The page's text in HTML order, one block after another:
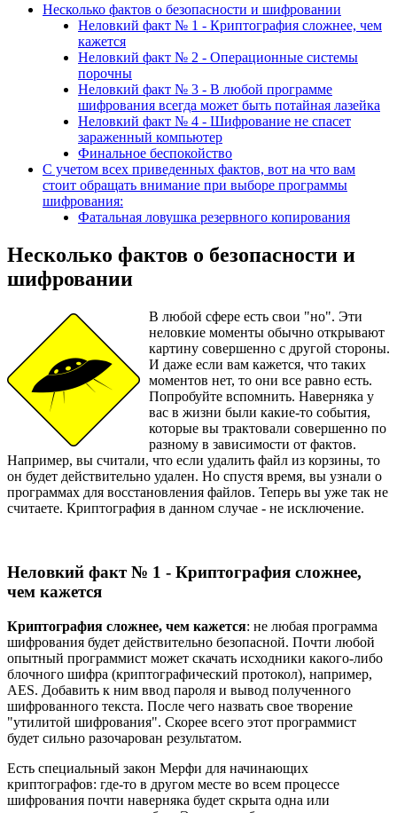
Несколько фактов о безопасности и шифровании
Неловкий факт № 1 - Криптография сложнее, чем
кажется
Неловкий факт № 2 - Операционные системы
порочны
Неловкий факт № 3 - В любой программе
шифрования всегда может быть потайная лазейка
Неловкий факт № 4 - Шифрование не спасет
зараженный компьютер
Финальное беспокойство
С учетом всех приведенных фактов, вот на что вам
стоит обращать внимание при выборе программы
шифрования:
Фатальная ловушка резервного копирования
Несколько фактов о безопасности и
шифровании
В любой сфере есть свои "но". Эти
неловкие моменты обычно открывают
картину совершенно с другой стороны.
И даже если вам кажется, что таких
моментов нет, то они все равно есть.
Попробуйте вспомнить. Наверняка у
вас в жизни были какие-то события,
которые вы трактовали совершенно по
разному в зависимости от фактов.
Например, вы считали, что если удалить файл из корзины, то
он будет действительно удален. Но спустя время, вы узнали о
программах для восстановления файлов. Теперь вы уже так не
считаете. Криптография в данном случае - не исключение.
Неловкий факт № 1 - Криптография сложнее,
чем кажется
Криптография сложнее, чем кажется: не любая программа
шифрования будет действительно безопасной. Почти любой
опытный программист может скачать исходники какого-либо
блочного шифра (криптографический протокол), например,
AES. Добавить к ним ввод пароля и вывод полученного
шифрованного текста. После чего назвать свое творение
"утилитой шифрования". Скорее всего этот программист
будет сильно разочарован результатом.
Есть специальный закон Мерфи для начинающих
криптографов: где-то в другом месте во всем процессе
шифрования почти наверняка будет скрыта одна или